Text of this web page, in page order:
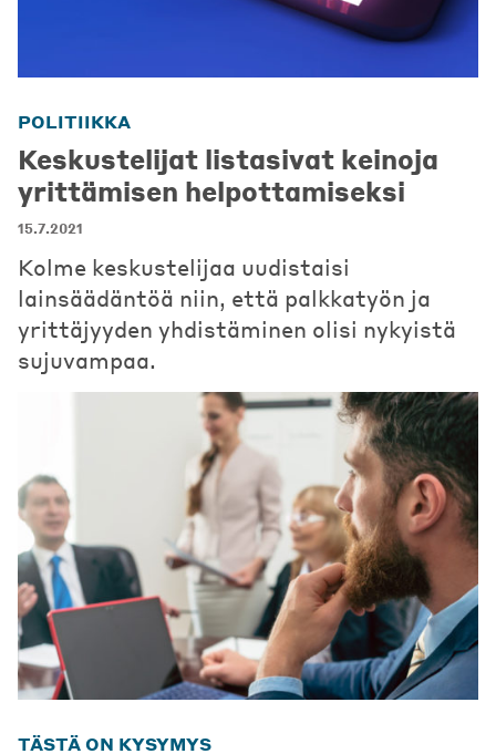
POLITIIKKA
Keskustelijat listasivat keinoja
yrittämisen helpottamiseksi
15.7.2021
Kolme keskustelijaa uudistaisi
lainsäädäntöä niin, että palkkatyön ja
yrittäjyyden yhdistäminen olisi nykyistä
sujuvampaa.
TÄSTÄ ON KYSYMYS